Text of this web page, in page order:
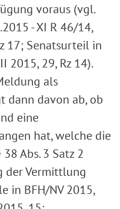
voraus (vgl.
- XI R 46/14,
17; Senatsurteil in
2015, 29, Rz 14).
als
dann davon ab, ob
eine
hat, welche die
Abs. 3 Satz 2
der Vermittlung
in BFH/NV 2015,